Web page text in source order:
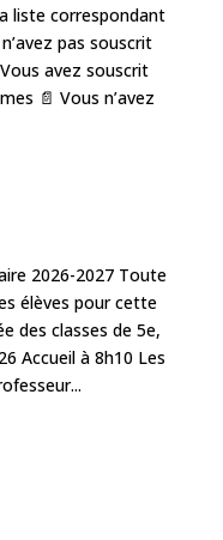
liste correspondant
pas souscrit
avez souscrit
📄 Vous n’avez
2026-2027 Toute
élèves pour cette
des classes de 5e,
Accueil à 8h10 Les